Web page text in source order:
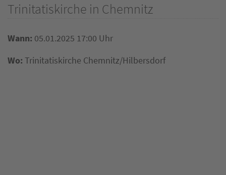
Trinitatiskirche in Chemnitz
Wann: 05.01.2025 17:00 Uhr
Wo: Trinitatiskirche Chemnitz/Hilbersdorf